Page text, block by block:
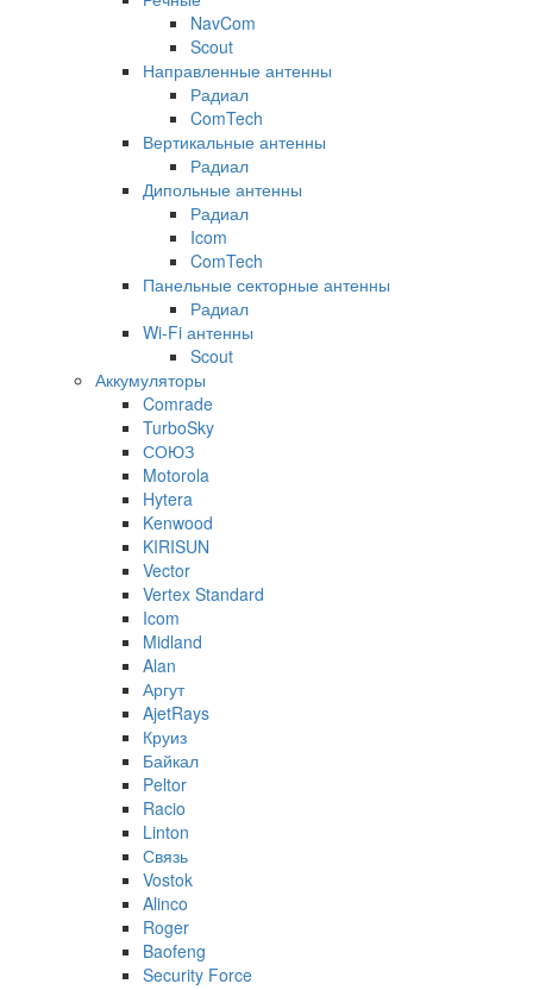
NavCom
Scout
Направленные антенны
Радиал
ComTech
Вертикальные антенны
Радиал
Дипольные антенны
Радиал
Icom
ComTech
Панельные секторные антенны
Радиал
Wi-Fi антенны
Scout
Аккумуляторы
Comrade
TurboSky
СОЮЗ
Motorola
Hytera
Kenwood
KIRISUN
Vector
Vertex Standard
Icom
Midland
Alan
Аргут
AjetRays
Круиз
Байкал
Peltor
Racio
Linton
Связь
Vostok
Alinco
Roger
Baofeng
Security Force